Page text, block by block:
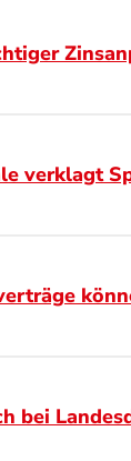
verklagt
bei